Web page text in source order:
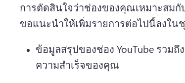
การตัดสินใจว่าช่องของคุณเหมาะสม
ขอแนะนําให้เพิ่มรายการต่อไปนี้ลงใ
ข้อมูลสรุปของช่อง YouTube รวมถึ
ความสําเร็จของคุณ